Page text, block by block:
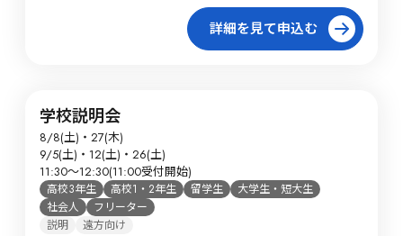
詳細を見て申込む
学校説明会
8/8(土)・27(木)
9/5(土)・12(土)・26(土)
11:30～12:30(11:00受付開始)
高校3年生 高校1・2年生 留学生
大学生・短大生
社会人
フリーター
説明
遠方向け